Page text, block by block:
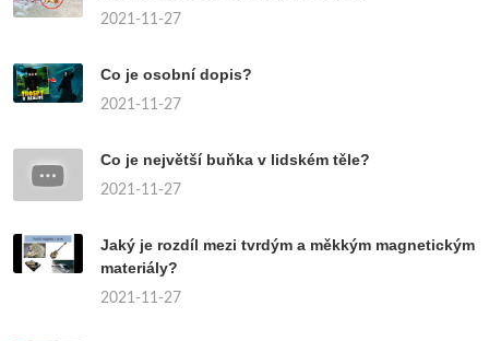
2021-11-27
Co je osobní dopis?
2021-11-27
Co je největší buňka v lidském těle?
2021-11-27
Jaký je rozdíl mezi tvrdým a měkkým magnetickým
materiály?
2021-11-27